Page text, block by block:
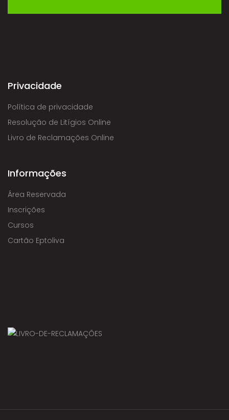
Privacidade
Política de privacidade
Resolução de Litígios Online
Livro de Reclamações Online
Informações
Área Reservada
Inscrições
Cursos
Cartão Eptoliva